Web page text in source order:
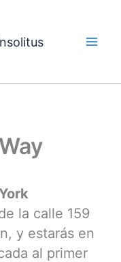
la calle 159
y estarás en
al primer